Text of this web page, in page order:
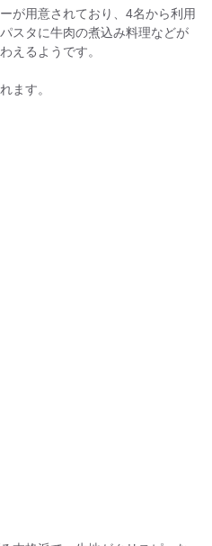
が用意されており、4名から利用
スタに牛肉の煮込み料理などが
えるようです。
ます。